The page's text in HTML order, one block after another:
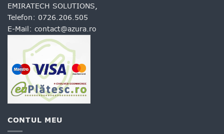
EMIRATECH SOLUTIONS,
Telefon: 0726.206.505
E-Mail: contact@azura.ro
CONTUL MEU